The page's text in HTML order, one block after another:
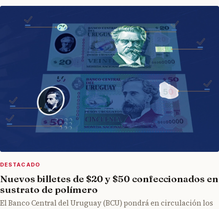
DESTACADO
Nuevos billetes de $20 y $50 confeccionados en
sustrato de polímero
El Banco Central del Uruguay (BCU) pondrá en circulación los